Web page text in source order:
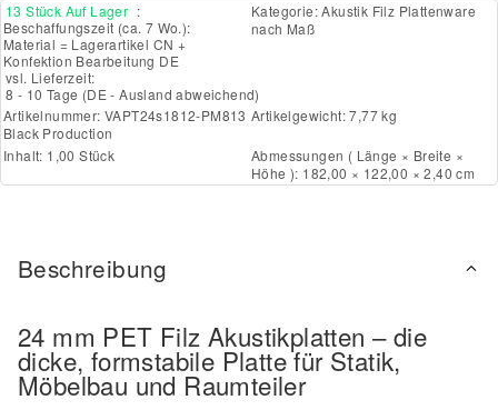
13 Stück Auf Lager :
Beschaffungszeit (ca. 7 Wo.):
Material = Lagerartikel CN +
Konfektion Bearbeitung DE
vsl. Lieferzeit:
8 - 10 Tage (DE - Ausland abweichend)
Kategorie:Akustik Filz Plattenware
nach Maß
Artikelnummer: VAPT24s1812-PM813
Black Production
Artikelgewicht: 7,77 kg
Inhalt: 1,00 Stück
Abmessungen ( Länge × Breite ×
Höhe ): 182,00 × 122,00 × 2,40 cm
Beschreibung
24 mm PET Filz Akustikplatten – die
dicke, formstabile Platte für Statik,
Möbelbau und Raumteiler